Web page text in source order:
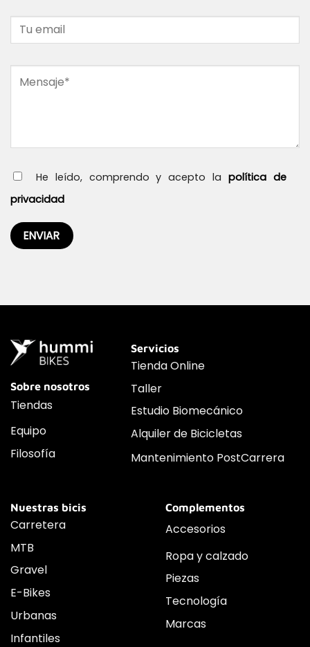
He leído, comprendo y acepto lapolítica de
privacidad
Sobre nosotros
Tiendas
Equipo
Filosofía
Servicios
Tienda Online
Taller
Estudio Biomecánico
Alquiler de Bicicletas
Mantenimiento PostCarrera
Nuestras bicis
Carretera
MTB
Gravel
E-Bikes
Urbanas
Infantiles
Complementos
Accesorios
Ropa y calzado
Piezas
Tecnología
Marcas